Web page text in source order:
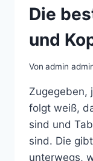
Die
und
Von admin
Zugegeben,
folgt weiß,
sind und
sind. Die
unterwegs,